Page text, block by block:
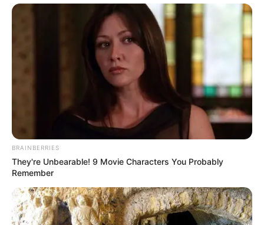
Why this ordinary drink is the secret to feeling
your best every day
CTA Favorite